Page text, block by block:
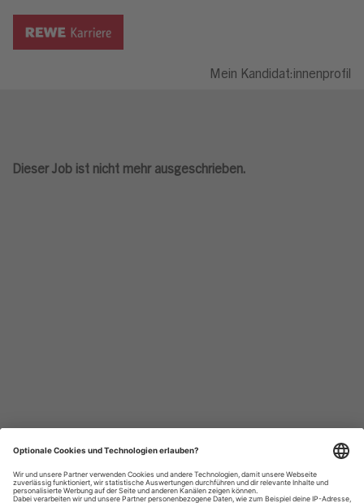
Mein Kandidat:innenprofil
Dieser Job ist nicht mehr ausgeschrieben.
Datenschutzhinweise